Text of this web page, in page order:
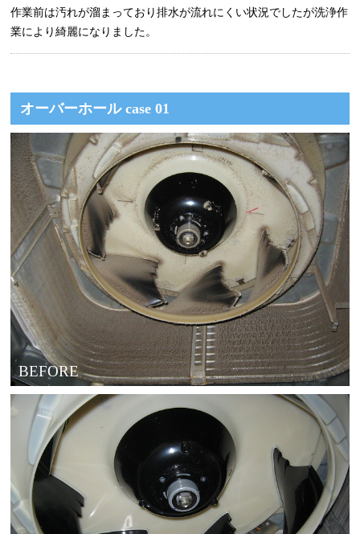
作業前は汚れが溜まっており排水が流れにくい状況でしたが洗浄作
業により綺麗になりました。
オーバーホール case 01
BEFORE